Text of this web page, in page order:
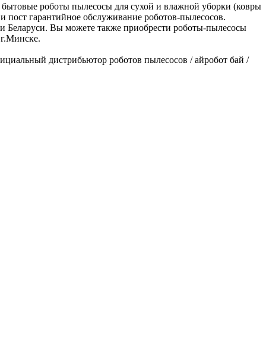
роботы пылесосы для сухой и влажной уборки (ковры
пост гарантийное обслуживание роботов-пылесосов.
Беларуси. Вы можете также приобрести роботы-пылесосы
дистрибьютор роботов пылесосов / айробот бай /